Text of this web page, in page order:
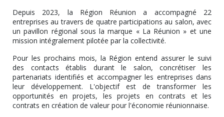
Depuis 2023, la Région Réunion a accompagné 22
entreprises au travers de quatre participations au salon, avec
un pavillon régional sous la marque « La Réunion » et une
mission intégralement pilotée par la collectivité.
Pour les prochains mois, la Région entend assurer le suivi
des contacts établis durant le salon, concrétiser les
partenariats identifiés et accompagner les entreprises dans
leur développement. L'objectif est de transformer les
opportunités en projets, les projets en contrats et les
contrats en création de valeur pour l'économie réunionnaise.